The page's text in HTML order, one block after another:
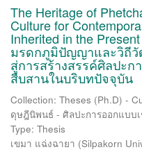
The Heritage of
Culture for
Inherited in the
มรดกภูมิปัญญาและวิถีวั
สู่การสร้างสรรค์ศิลปะก
สืบสานในบริบทปัจจุบัน
Collection: Theses (Ph.D) -
ดุษฎีนิพนธ์ - ศิลปะการออกแบบ
Type: Thesis
เขมา แฉ่งฉายา (Silpakorn